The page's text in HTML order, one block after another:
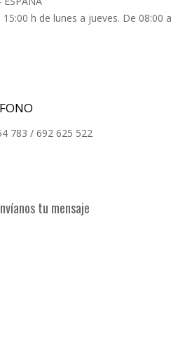
15:00 h de lunes a jueves. De 08:00 a
783 / 692 625 522
tu mensaje